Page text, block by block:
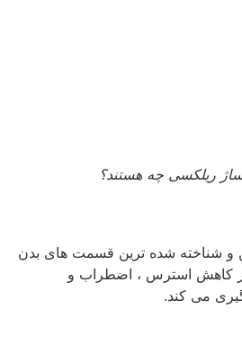
ریلکسی چه هستند؟
شناخته‌ شده‌ ترین قسمت‌ های بدن
کاهش استرس ، اضطراب و
می کند.